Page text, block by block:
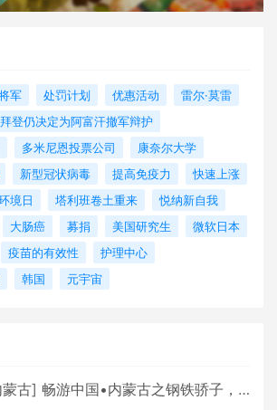
军 处罚计划 优惠活动
雷尔·莫雷
登仍决定为阿富汗撤军辩护
多米尼恩投票公司
康奈尔大学
新型冠状病毒 提高免疫力
快速上涨
境日 塔利班卷土重来
悦纳新自我
大肠癌 募捐 美国研究生
微软日本
疫苗的有效性
护理中心
韩国 元宇宙
古] 畅游中国•内蒙古之钢铁骄子，魅力包头